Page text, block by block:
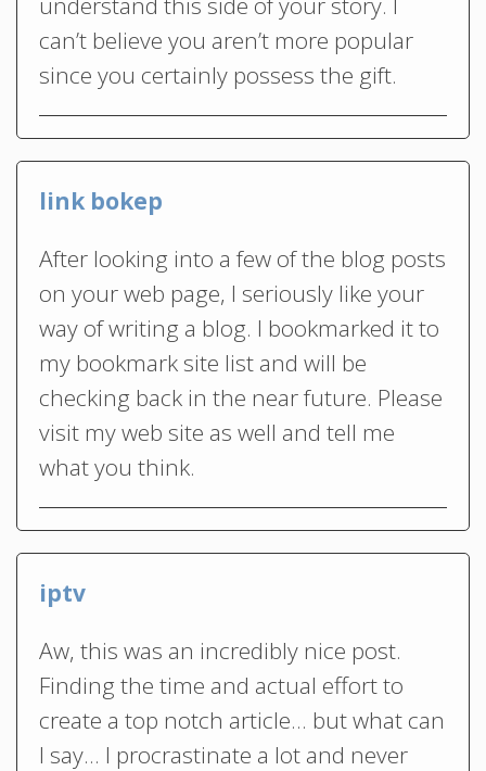
can’t believe you aren’t more popular
since you certainly possess the gift.
link bokep
After looking into a few of the blog posts
on your web page, I seriously like your
way of writing a blog. I bookmarked it to
my bookmark site list and will be
checking back in the near future. Please
visit my web site as well and tell me
what you think.
iptv
Aw, this was an incredibly nice post.
Finding the time and actual effort to
create a top notch article… but what can
I say… I procrastinate a lot and never